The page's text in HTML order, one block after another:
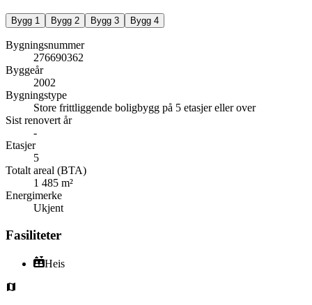
Bygg 1 Bygg 2 Bygg 3 Bygg 4
Bygningsnummer
276690362
Byggeår
2002
Bygningstype
Store frittliggende boligbygg på 5 etasjer eller over
Sist renovert år
-
Etasjer
5
Totalt areal (BTA)
1 485 m²
Energimerke
Ukjent
Fasiliteter
Heis